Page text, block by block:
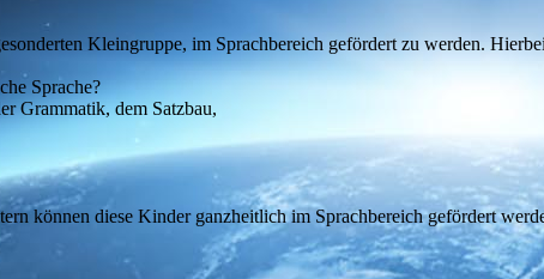
Kleingruppe, im Sprachbereich gefördert zu werden.
Sprache?
Grammatik, dem Satzbau,
können diese Kinder ganzheitlich im Sprachbereich gefördert